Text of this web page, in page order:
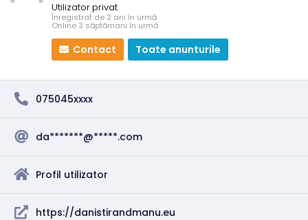
Utilizator privat
Înregistrat de 2 ani în urmă
Online 3 săptămani în urmă
Contact Toate anunturile
075045xxxx
da*******@*****.com
Profil utilizator
https://danistirandmanu.eu